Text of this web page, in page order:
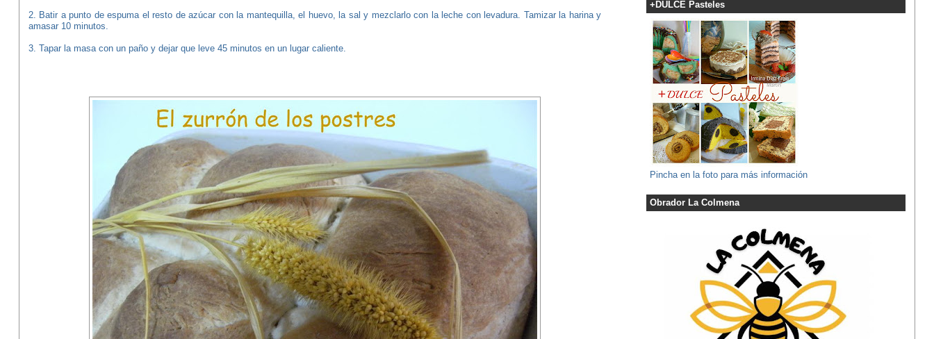
2. Batir a punto de espuma el resto de azúcar con la mantequilla, el huevo, la sal y mezclarlo con la leche con levadura. Tamizar la harina y
amasar 10 minutos.
3. Tapar la masa con un paño y dejar que leve 45 minutos en un lugar caliente.
+DULCE Pasteles
Pincha en la foto para más información
Obrador La Colmena